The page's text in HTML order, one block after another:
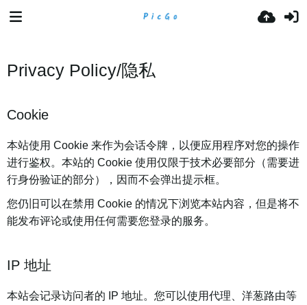
Privacy Policy/隐私
Cookie
本站使用 Cookie 来作为会话令牌，以便应用程序对您的操作
进行鉴权。本站的 Cookie 使用仅限于技术必要部分（需要进
行身份验证的部分），因而不会弹出提示框。
您仍旧可以在禁用 Cookie 的情况下浏览本站内容，但是将不
能发布评论或使用任何需要您登录的服务。
IP 地址
本站会记录访问者的 IP 地址。您可以使用代理、洋葱路由等